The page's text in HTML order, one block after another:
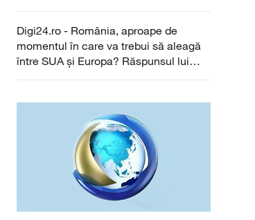
îndeplinească
Digi24.ro - România, aproape de
momentul în care va trebui să aleagă
între SUA și Europa? Răspunsul lui
Tanczos Barna: Să fim ancorați în